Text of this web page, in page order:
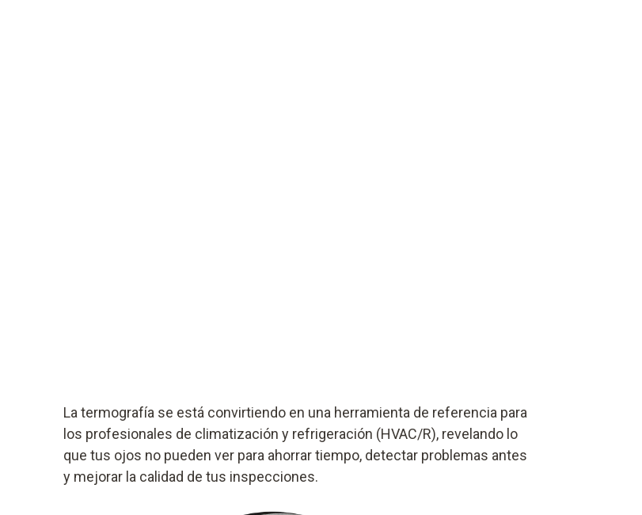
La termografía se está convirtiendo en una herramienta de referencia para
los profesionales de climatización y refrigeración (HVAC/R), revelando lo
que tus ojos no pueden ver para ahorrar tiempo, detectar problemas antes
y mejorar la calidad de tus inspecciones.